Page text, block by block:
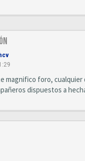
magnifico foro, cualquier
dispuestos a